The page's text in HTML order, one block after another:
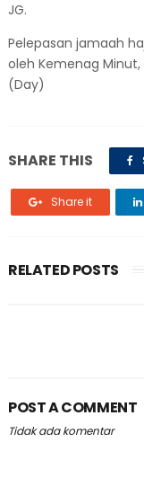
JG.
Pelepasan jamaah
oleh Kemenag
(Day)
SHARE THIS
Share it
RELATED POSTS
POST A COMMENT
Tidak ada komentar